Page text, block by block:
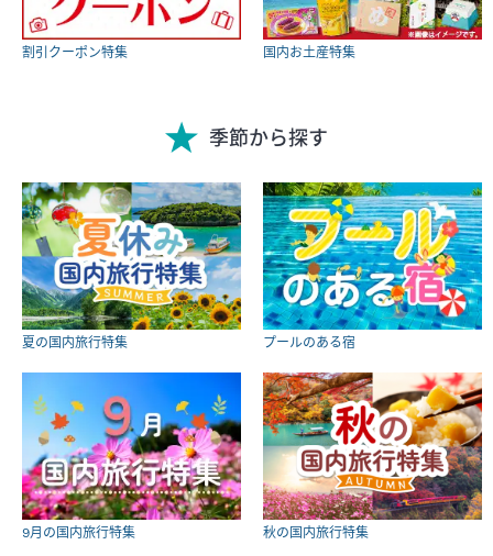
割引クーポン特集 国内お土産特集
季節から探す
夏の国内旅行特集 プールのある宿
9月の国内旅行特集 秋の国内旅行特集